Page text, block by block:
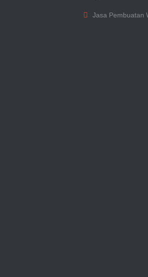
Jasa Pembuatan